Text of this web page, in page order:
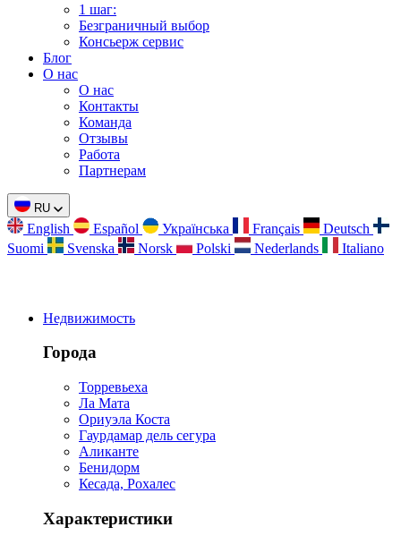
1 шаг:
Безграничный выбор
Консьерж сервис
Блог
О нас
О нас
Контакты
Команда
Отзывы
Работа
Партнерам
RU
English Español Українська Français
Deutsch
Suomi
Svenska Norsk Polski Nederlands Italiano
Недвижимость
Города
Торревьеха
Ла Мата
Ориуэла Коста
Гаурдамар дель сегура
Аликанте
Бенидорм
Кесада, Рохалес
Характеристики